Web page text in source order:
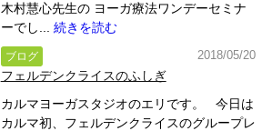
木村慧心先生の ヨーガ療法ワンデーセミナ
ーでし... 続きを読む
ブログ 2018/05/20
フェルデンクライスのふしぎ
カルマヨーガスタジオのエリです。 今日は
カルマ初、フェルデンクライスのグループレ